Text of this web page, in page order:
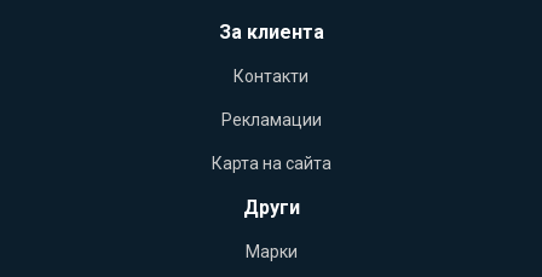
За клиента
Контакти
Рекламации
Карта на сайта
Други
Марки